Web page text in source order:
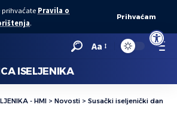
Open
prihvaćate Pravila o
.
Prihvaćam
Aa
ISELJENIKA
- HMI > Novosti > Susački iseljenički dan